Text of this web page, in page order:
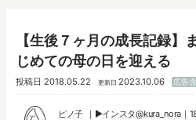
【生後７ヶ月の成長記録】
じめての母の日を迎える
投稿日 2018.05.22 更新日 2023.10.06 広告
ピノ子 ▶︎インスタ@kura_nora｜